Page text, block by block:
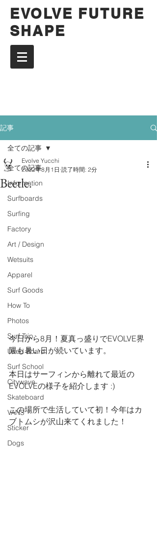
EVOLVE FUTURE
SHAPE
記事
全ての記事
Information
Surfboards
Surfing
Factory
Art / Design
Wetsuits
Apparel
Surf Goods
How To
Photos
Surf Trip
Used Board
Surf School
Citywave
Skateboard
VANS
Sticker
Dogs
全ての記事
Beetle.
Evolve Yucchi
2022年8月1日 読了時間: 2分
今日から8月！夏真っ盛りでEVOLVE界
隈も暑い日が続いています。
本日はサーフィンから離れて最近の
EVOLVEの様子を紹介します :)
この場所で生活していて初！今年はカ
ブトムシが沢山来てくれました！